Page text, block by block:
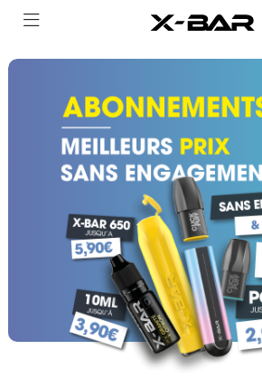
NOUS CONTACTER
FOIRE AUX QUESTIONS
DEVENIR REVENDEUR
MON COMPTE